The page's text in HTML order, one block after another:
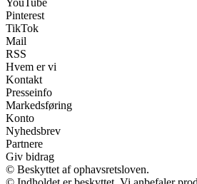
Pinterest
TikTok
Mail
RSS
Hvem er vi
Kontakt
Presseinfo
Markedsføring
Konto
Nyhedsbrev
Partnere
Giv bidrag
© Beskyttet af ophavsretsloven.